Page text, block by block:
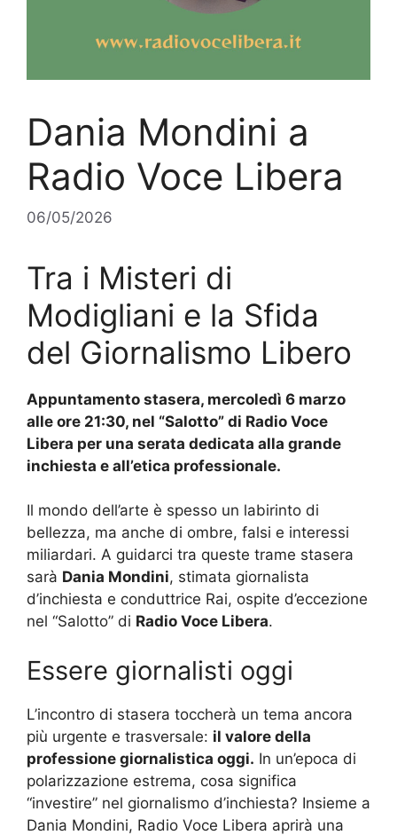
Dania Mondini a
Radio Voce Libera
06/05/2026
Tra i Misteri di
Modigliani e la Sfida
del Giornalismo Libero
Appuntamento stasera, mercoledì 6 marzo
alle ore 21:30, nel “Salotto” di Radio Voce
Libera per una serata dedicata alla grande
inchiesta e all’etica professionale.
Il mondo dell’arte è spesso un labirinto di
bellezza, ma anche di ombre, falsi e interessi
miliardari. A guidarci tra queste trame stasera
sarà Dania Mondini, stimata giornalista
d’inchiesta e conduttrice Rai, ospite d’eccezione
nel “Salotto” di Radio Voce Libera.
Essere giornalisti oggi
L’incontro di stasera toccherà un tema ancora
più urgente e trasversale: il valore della
professione giornalistica oggi. In un’epoca di
polarizzazione estrema, cosa significa
“investire” nel giornalismo d’inchiesta? Insieme a
Dania Mondini, Radio Voce Libera aprirà una